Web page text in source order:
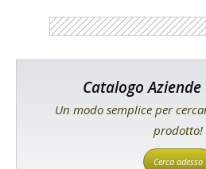
Catalogo
Un modo semplice per
prodotto!
Cerca adesso